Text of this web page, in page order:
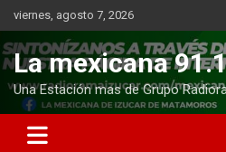
Saltar
al
contenido
viernes, agosto 7, 2026
La mexicana
Una Estación mas de Grupo